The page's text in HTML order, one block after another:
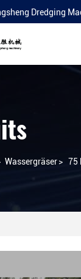
Dredging
Wassergräser> 75